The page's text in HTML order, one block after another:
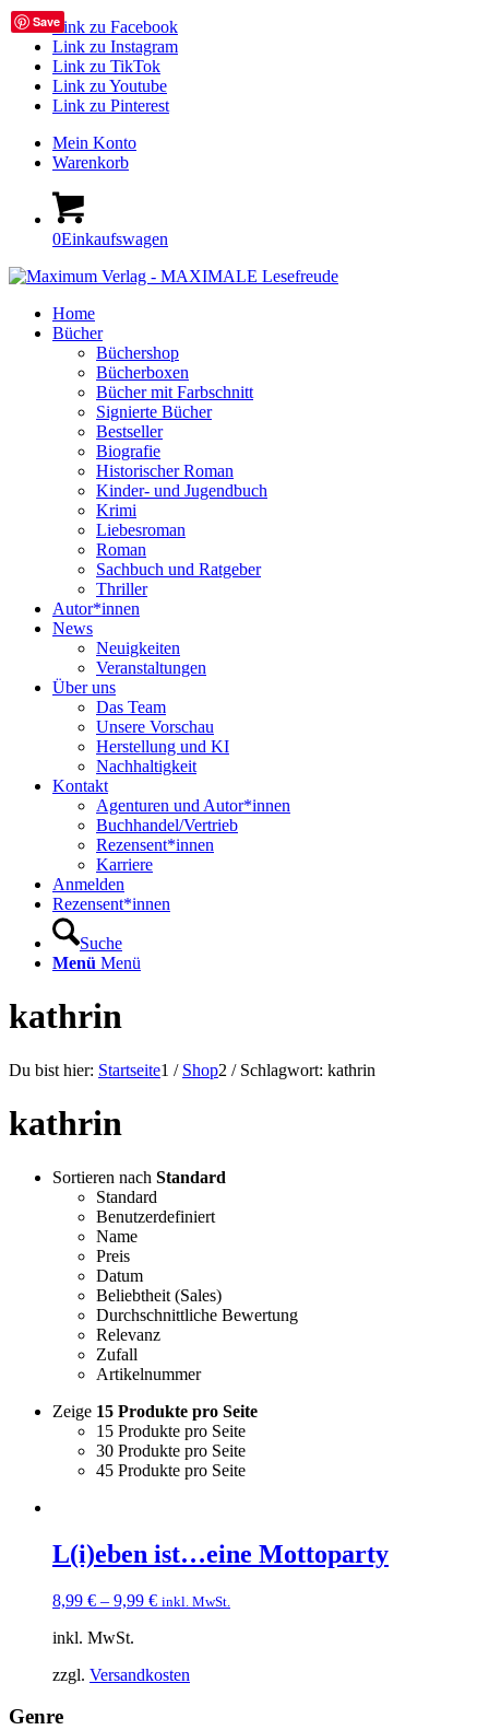
Link zu Facebook
Link zu Instagram
Link zu TikTok
Link zu Youtube
Link zu Pinterest
Mein Konto
Warenkorb
0Einkaufswagen
Home
Bücher
Büchershop
Bücherboxen
Bücher mit Farbschnitt
Signierte Bücher
Bestseller
Biografie
Historischer Roman
Kinder- und Jugendbuch
Krimi
Liebesroman
Roman
Sachbuch und Ratgeber
Thriller
Autor*innen
News
Neuigkeiten
Veranstaltungen
Über uns
Das Team
Unsere Vorschau
Herstellung und KI
Nachhaltigkeit
Kontakt
Agenturen und Autor*innen
Buchhandel/Vertrieb
Rezensent*innen
Karriere
Anmelden
Rezensent*innen
Suche
Menü Menü
kathrin
Du bist hier: Startseite1 / Shop2 / Schlagwort: kathrin
kathrin
Sortieren nach Standard
Standard
Benutzerdefiniert
Name
Preis
Datum
Beliebtheit (Sales)
Durchschnittliche Bewertung
Relevanz
Zufall
Artikelnummer
Zeige 15 Produkte pro Seite
15 Produkte pro Seite
30 Produkte pro Seite
45 Produkte pro Seite
Save
L(i)eben ist…eine Mottoparty
8,99 € – 9,99 € inkl. MwSt.
inkl. MwSt.
zzgl. Versandkosten
Genre